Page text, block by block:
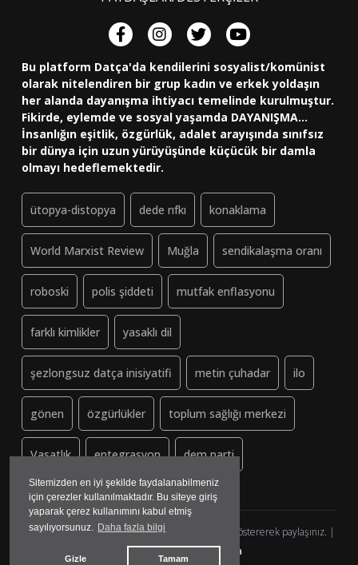
Sitemizden en iyi şekilde faydalanabilmeniz
için çerezler kullanılmaktadır. Bu siteye giriş
yaparak çerez kullanımını kabul etmiş
sayılıyorsunuz. Daha fazla bilgi
Gizle Tamam
Bu platform Datça'da kendilerini sosyalist/komünist
olarak nitelendiren bir grup kadın ve erkek yoldaşın
her alanda dayanışma ihtiyacı temelinde kurulmuştur.
Fikirde, eylemde ve sosyal yaşamda DAYANIŞMA...
İnsanlığın eşitlik, özgürlük, adalet arayışında sınıfsız
bir dünya için uzun yürüyüşünde küçücük bir damla
olmayı hedeflemektedir.
ütopya-distopya dede rıfkı konaklama
World Marxist Review Muğla sendikalaşma oranı
roboski polis şiddeti mutfak enflasyonu
farklı kimlikler yasaklı dil
şezlongsuz datça inisiyatifi metin çuhadar ilo
gönen özgürlükler toplum sağlığı merkezi
Vasatlık entegrasyon dem parti
Dayanisma-Datca.org (ↄ) Copyleft - Lütfen kaynak göstererek paylaşınız. |
yazılım&tasarım:madmedya